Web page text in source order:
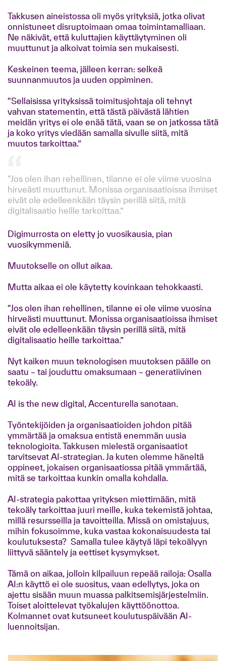
Takkusen aineistossa oli myös yrityksiä, jotka olivat
onnistuneet disruptoimaan omaa toimintamalliaan.
Ne näkivät, että kuluttajien käyttäytyminen oli
muuttunut ja alkoivat toimia sen mukaisesti.
Keskeinen teema, jälleen kerran: selkeä
suunnanmuutos ja uuden oppiminen.
“Sellaisissa yrityksissä toimitusjohtaja oli tehnyt
vahvan statementin, että tästä päivästä lähtien
meidän yritys ei ole enää tätä, vaan se on jatkossa tätä
ja koko yritys viedään samalla sivulle siitä, mitä
muutos tarkoittaa.”
“Jos olen ihan rehellinen, tilanne ei ole viime vuosina
hirveästi muuttunut. Monissa organisaatioissa ihmiset
eivät ole edelleenkään täysin perillä siitä, mitä
digitalisaatio heille tarkoittaa.”
Digimurrosta on eletty jo vuosikausia, pian
vuosikymmeniä.
Muutokselle on ollut aikaa.
Mutta aikaa ei ole käytetty kovinkaan tehokkaasti.
“Jos olen ihan rehellinen, tilanne ei ole viime vuosina
hirveästi muuttunut. Monissa organisaatioissa ihmiset
eivät ole edelleenkään täysin perillä siitä, mitä
digitalisaatio heille tarkoittaa.”
Nyt kaiken muun teknologisen muutoksen päälle on
saatu – tai jouduttu omaksumaan – generatiivinen
tekoäly.
AI is the new digital, Accenturella sanotaan.
Työntekijöiden ja organisaatioiden johdon pitää
ymmärtää ja omaksua entistä enemmän uusia
teknologioita. Takkusen mielestä organisaatiot
tarvitsevat AI-strategian. Ja kuten olemme häneltä
oppineet, jokaisen organisaatiossa pitää ymmärtää,
mitä se tarkoittaa kunkin omalla kohdalla.
AI-strategia pakottaa yrityksen miettimään, mitä
tekoäly tarkoittaa juuri meille, kuka tekemistä johtaa,
millä resursseilla ja tavoitteilla. Missä on omistajuus,
mihin fokusoimme, kuka vastaa kokonaisuudesta tai
koulutuksesta? Samalla tulee käytyä läpi tekoälyyn
liittyvä sääntely ja eettiset kysymykset.
Tämä on aikaa, jolloin kilpailuun repeää railoja: Osalla
AI:n käyttö ei ole suositus, vaan edellytys, joka on
ajettu sisään muun muassa palkitsemisjärjestelmiin.
Toiset aloittelevat työkalujen käyttöönottoa.
Kolmannet ovat kutsuneet koulutuspäivään AI-
luennoitsijan.